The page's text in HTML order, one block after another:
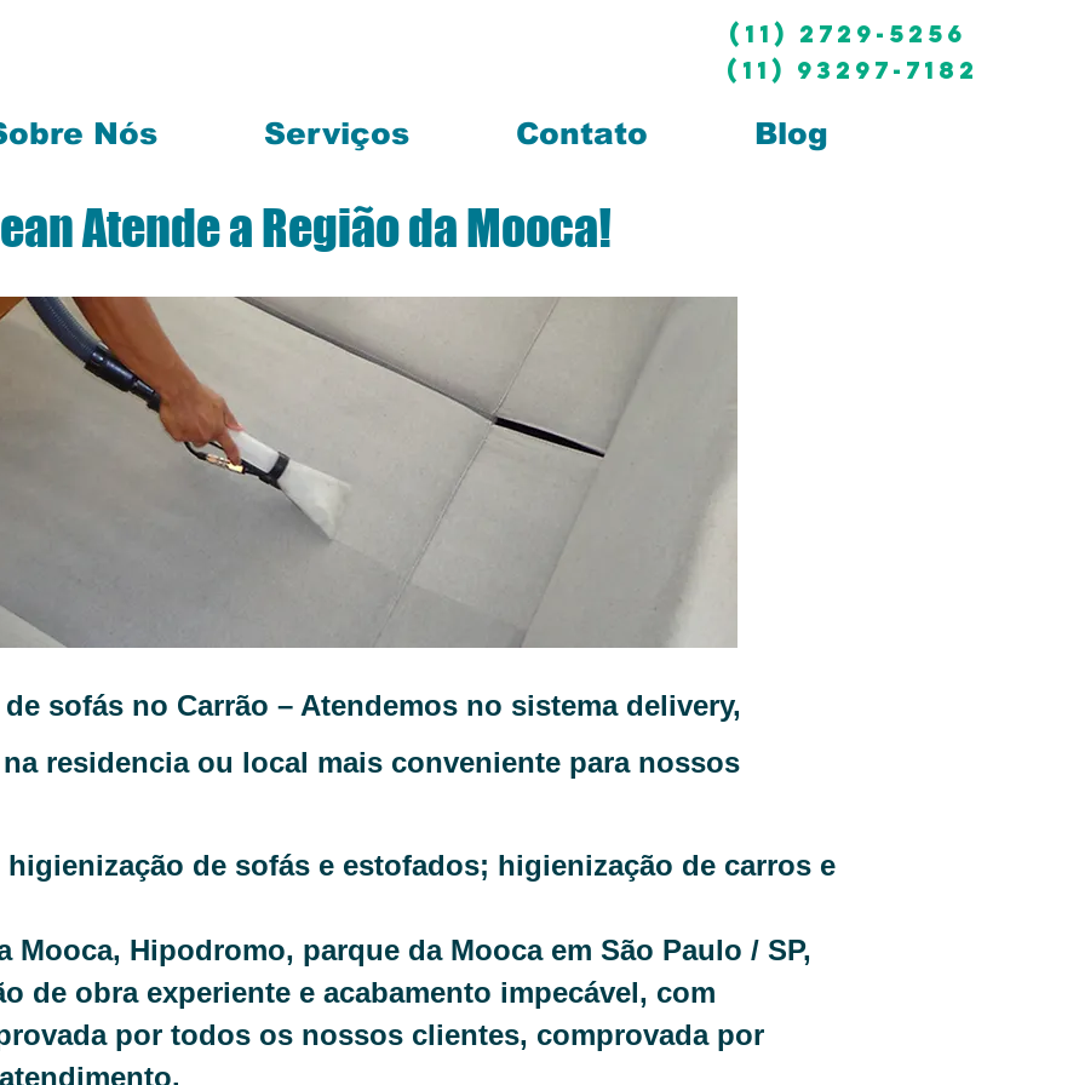
Nós Serviços Contato Blog
(11) 2729-5256
(11) 93297-7182
Atende a Região da Mooca!
sofás no Carrão – Atendemos no sistema delivery,
residencia ou local mais conveniente para nossos
higienização de sofás e estofados; higienização de carros e
Mooca, Hipodromo, parque da Mooca em São Paulo / SP,
de obra experiente e acabamento impecável, com
por todos os nossos clientes, comprovada por